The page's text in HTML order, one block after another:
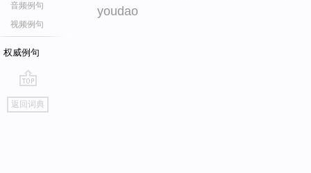
音频例句
视频例句
权威例句
go
top
返回词典
youdao